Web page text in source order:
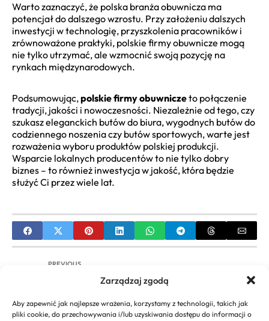
Zarządzaj zgodą
Aby zapewnić jak najlepsze wrażenia, korzystamy z technologii, takich jak
pliki cookie, do przechowywania i/lub uzyskiwania dostępu do informacji o
Warto zaznaczyć, że polska branża obuwnicza ma
potencjał do dalszego wzrostu. Przy założeniu dalszych
inwestycji w technologię, przyszkolenia pracowników i
zrównoważone praktyki, polskie firmy obuwnicze mogą
nie tylko utrzymać, ale wzmocnić swoją pozycję na
rynkach międzynarodowych.
Podsumowując,polskie firmy obuwniczeto połączenie
tradycji, jakości i nowoczesności. Niezależnie od tego, czy
szukasz eleganckich butów do biura, wygodnych butów do
codziennego noszenia czy butów sportowych, warte jest
rozważenia wyboru produktów polskiej produkcji.
Wsparcie lokalnych producentów to nie tylko dobry
biznes – to również inwestycja w jakość, która będzie
służyć Ci przez wiele lat.
PREVIOUS
Kubek z logiem firmy: Jak wybrać i zaprojektować
NEXT